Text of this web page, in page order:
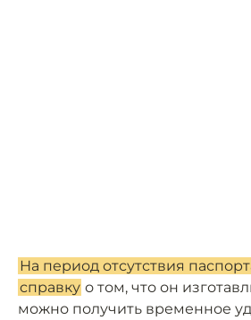
На период отсутствия
справку о том, что он
можно получить временное